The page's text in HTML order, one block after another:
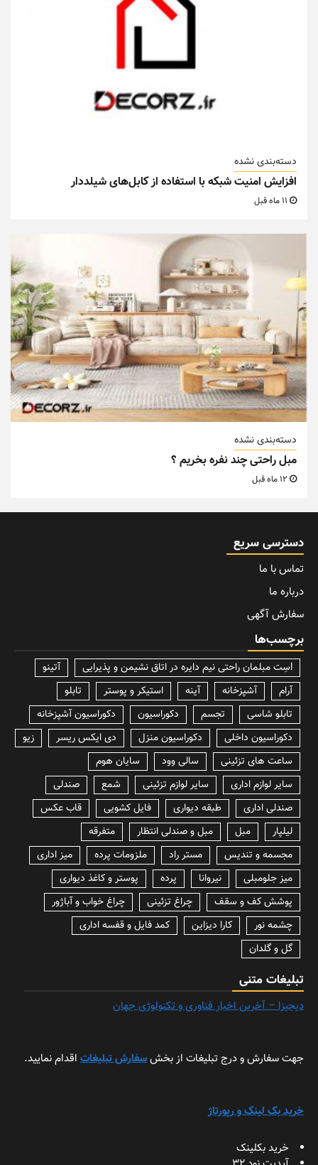
دسته‌بندی نشده
افزایش امنیت شبکه با استفاده از کابل‌های شیلددار
دسته‌بندی نشده
مبل راحتی چند نفره بخریم ؟
دسترسی سریع
تماس با ما
درباره ما
سفارش آگهی
برچسب‌ها
lسِت مبلمان راحتی نیم دایره در اتاق نشیمن و پذیرایی
آتینو
آرام
آشپزخانه آینه استیکر و پوستر
تابلو
تابلو شاسی
تجسم دکوراسیون
دکوراسیون آشپزخانه
دکوراسیون داخلی
دکوراسیون منزل دی ایکس ریسر
زیو
ساعت های تزئینی
سالی وود
سایان هوم
سایر لوازم اداری
سایر لوازم تزئینی شمع
صندلی
صندلی اداری
طبقه دیواری فایل کشویی
قاب عکس
لیلپار
مبل مبل و صندلی انتظار
متفرقه
مجسمه و تندیس
مستر راد ملزومات پرده
میز اداری
میز جلومبلی
نیروانا پرده
پوستر و کاغذ دیواری
پوشش کف و سقف
چراغ تزئینی
چراغ خواب و آباژور
چشمه نور
کارا دیزاین
کمد فایل و قفسه اداری
گل و گلدان
تبلیغات متنی
دیجیزا – آخرین اخبار فناوری و تکنولوژی جهان
جهت سفارش و درج تبلیغات از بخشسفارش تبلیغات اقدام نمایید.
خرید بک لینک و رپورتاژ
خرید بکلینک